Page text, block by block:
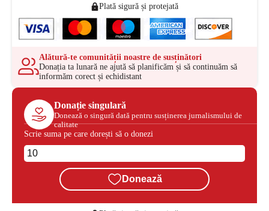
Plată sigură și protejată
Alătură-te comunității noastre de susținători
Donația ta lunară ne ajută să planificăm și să continuăm să
informăm corect și echidistant
Donație singulară
Donează o singură dată pentru susținerea jurnalismului de
calitate
Scrie suma pe care dorești să o donezi
Donează